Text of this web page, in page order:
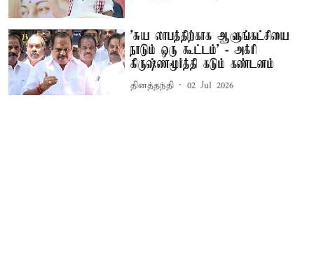
’சுய லாபத்திற்காக ஆளுங்கட்சியை
நாடும் ஒரு கூட்டம்’ - அக்ரி
கிருஷ்ணமூர்த்தி கடும் கண்டனம்
தினத்தந்தி 02 Jul 2026